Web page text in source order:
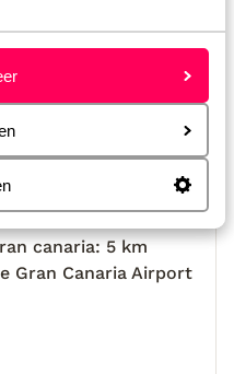
canaria: 5 km
Gran Canaria Airport